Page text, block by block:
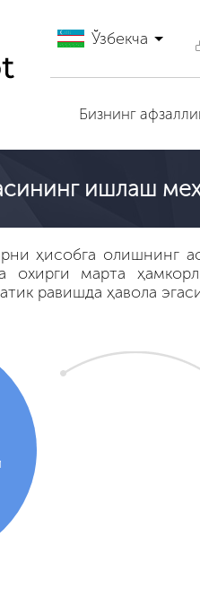
Ўзбекча
Бизнинг
ишлаш
ҳисобга олишнинг
охирги марта
равишда ҳавола